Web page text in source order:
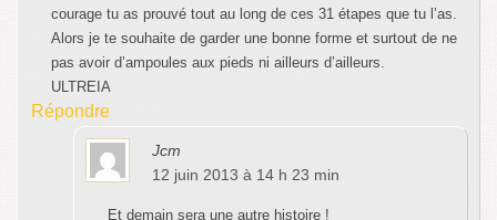
courage tu as prouvé tout au long de ces 31 étapes que tu l’as.
Alors je te souhaite de garder une bonne forme et surtout de ne
pas avoir d’ampoules aux pieds ni ailleurs d’ailleurs.
ULTREIA
Répondre
Jcm
12 juin 2013 à 14 h 23 min
Et demain sera une autre histoire !